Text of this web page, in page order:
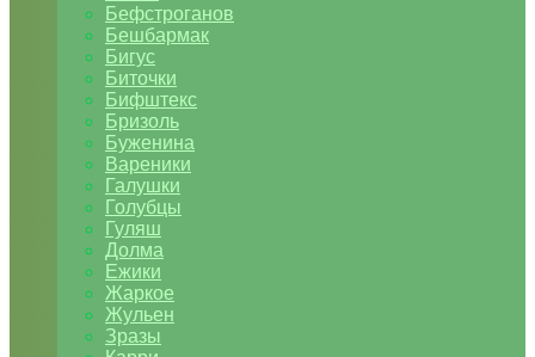
Бефстроганов
Бешбармак
Бигус
Биточки
Бифштекс
Бризоль
Буженина
Вареники
Галушки
Голубцы
Гуляш
Долма
Ежики
Жаркое
Жульен
Зразы